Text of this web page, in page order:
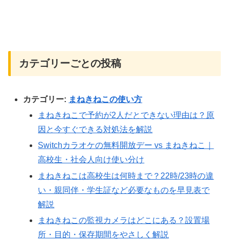
カテゴリーごとの投稿
カテゴリー: まねきねこの使い方
まねきねこで予約が2人だとできない理由は？原
因と今すぐできる対処法を解説
Switchカラオケの無料開放デー vs まねきねこ｜
高校生・社会人向け使い分け
まねきねこは高校生は何時まで？22時/23時の違
い・親同伴・学生証など必要なものを早見表で
解説
まねきねこの監視カメラはどこにある？設置場
所・目的・保存期間をやさしく解説